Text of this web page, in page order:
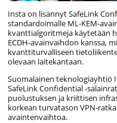
Insta on lisännyt SafeLink
standardoimalle ML-KEM-
kvanttialgoritmeja käytetään
ECDH-avainvaihdon kanssa,
kvanttiturvalliseen
olevaan laitekantaan.
Suomalainen teknologiayhtiö
SafeLink Confidential -
puolustuksen ja kriittisen
korkean turvatason VPN-
avaintenvaihtoa.